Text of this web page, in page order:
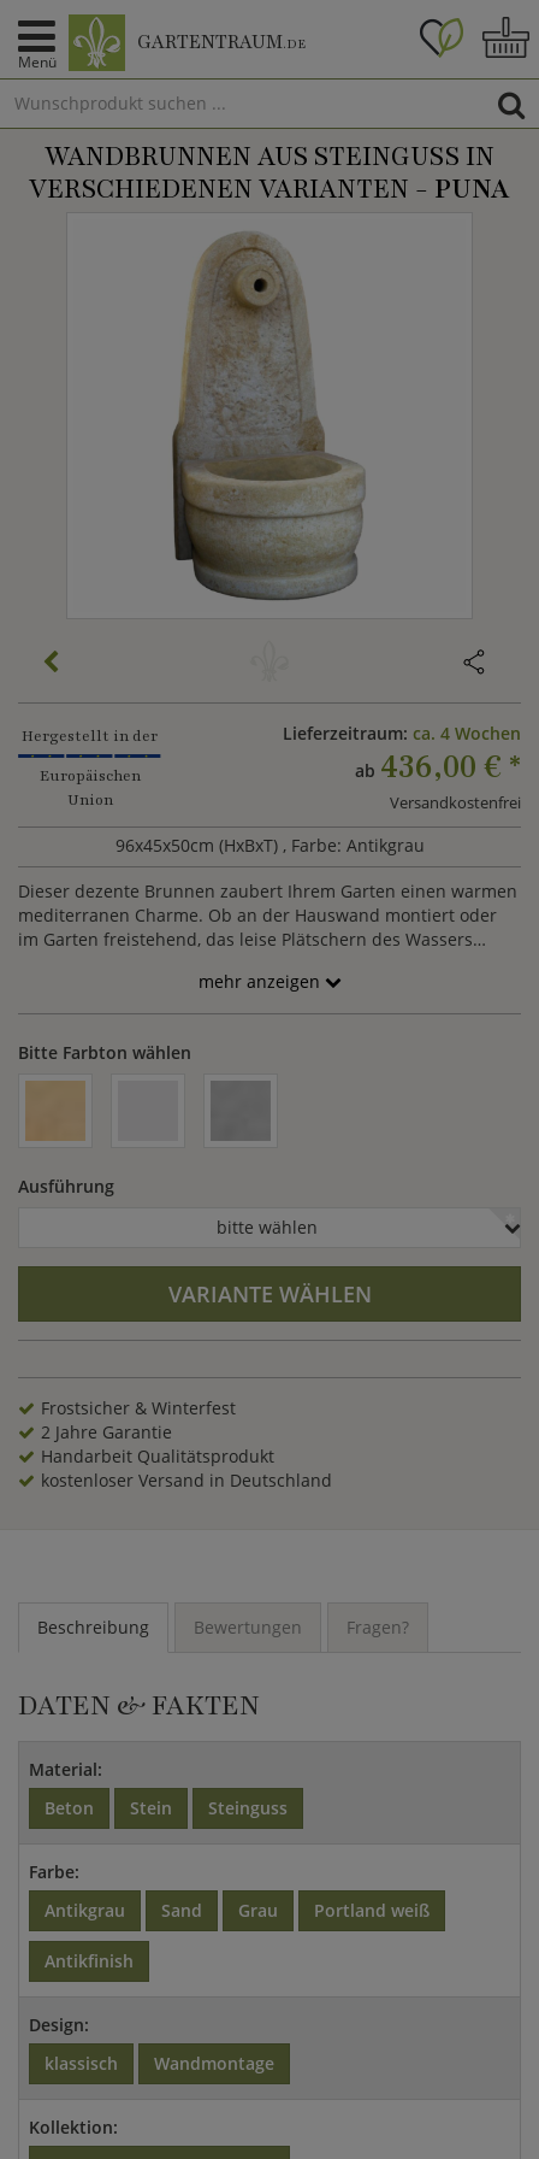
Menü
GARTENTRAUM.DE
WANDBRUNNEN AUS STEINGUSS IN
VERSCHIEDENEN VARIANTEN - PUNA
Hergestellt in der
Europäischen
Union
Lieferzeitraum: ca. 4 Wochen
ab 436,00 € *
Versandkostenfrei
96x45x50cm (HxBxT) , Farbe: Antikgrau
Dieser dezente Brunnen zaubert Ihrem Garten einen warmen
mediterranen Charme. Ob an der Hauswand montiert oder
im Garten freistehend, das leise Plätschern des Wassers
Steinguss gefertigte Wandbrunnen ist wetterfest und
langlebig. Der Brunnen zur Wandmontage besitzt eine
Rückwand von 46,5cm x 14cm (HxT), sodass alle freiliegenden
Schläuche verdeckt werden können.
mehr anzeigen
Bitte Farbton wählen
Ausführung
bitte wählen
VARIANTE WÄHLEN
Frostsicher & Winterfest
2 Jahre Garantie
Handarbeit Qualitätsprodukt
kostenloser Versand in Deutschland
Beschreibung Bewertungen Fragen?
DATEN & FAKTEN
Material:
Beton
Stein Steinguss
Farbe:
Antikgrau
Sand Grau Portland weiß
Antikfinish
Design:
klassisch
Wandmontage
Kollektion: